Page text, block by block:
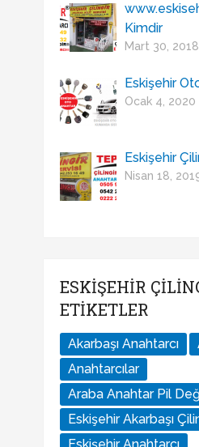
Kimdir
Mart 30, 2018
Eskişehir
Ocak 4, 2020
Eskişehir
Nisan 18,
ESKIŞEHIR
ETIKETLER
Akarbaşı Anahtarcı
Anahtarcılar
Araba Anahtar Pil
Eskişehir Akarbaşı